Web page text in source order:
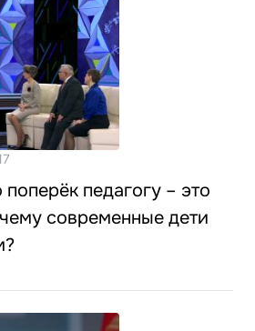
поперёк педагогу – это
современные дети